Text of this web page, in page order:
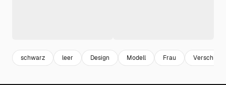
schwarz leer Design Modell Frau Verschleiß